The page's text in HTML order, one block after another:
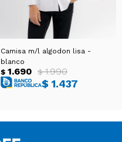
Camisa m/l algodon lisa -
blanco
$ 1.690 $ 1.990
$ 1.437